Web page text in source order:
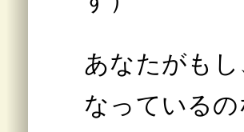
あなたがも
なっている